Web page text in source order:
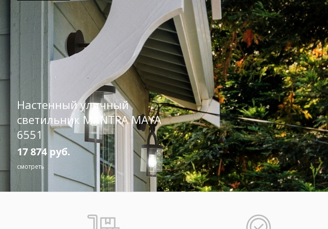
смотреть
Настенный уличный
светильник MANTRA MAYA
6551
17 874 руб.